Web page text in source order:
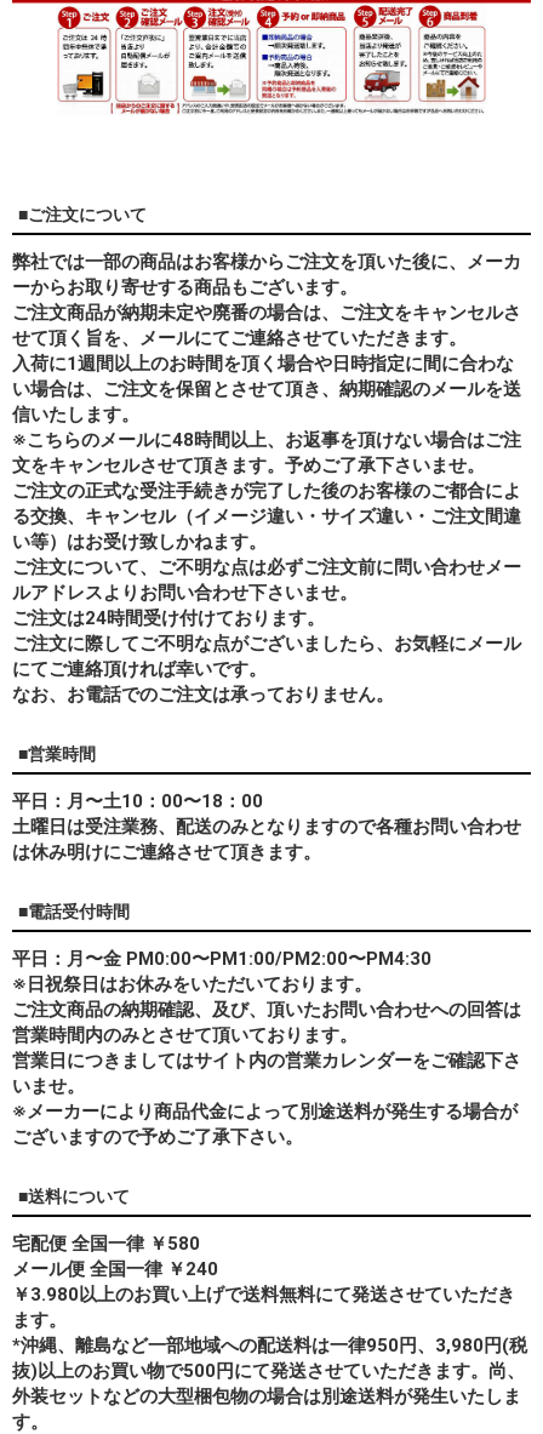
■ご注文について
弊社では一部の商品はお客様からご注文を頂いた後に、メーカ
ーからお取り寄せする商品もございます。
ご注文商品が納期未定や廃番の場合は、ご注文をキャンセルさ
せて頂く旨を、メールにてご連絡させていただきます。
入荷に1週間以上のお時間を頂く場合や日時指定に間に合わな
い場合は、ご注文を保留とさせて頂き、納期確認のメールを送
信いたします。
※こちらのメールに48時間以上、お返事を頂けない場合はご注
文をキャンセルさせて頂きます。予めご了承下さいませ。
ご注文の正式な受注手続きが完了した後のお客様のご都合によ
る交換、キャンセル（イメージ違い・サイズ違い・ご注文間違
い等）はお受け致しかねます。
ご注文について、ご不明な点は必ずご注文前に問い合わせメー
ルアドレスよりお問い合わせ下さいませ。
ご注文は24時間受け付けております。
ご注文に際してご不明な点がございましたら、お気軽にメール
にてご連絡頂ければ幸いです。
なお、 お電話でのご注文は承っておりません。
■営業時間
平日：月〜土10：00〜18：00
土曜日は受注業務、配送のみとなりますので各種お問い合わせ
は休み明けにご連絡させて頂きます。
■電話受付時間
平日：月〜金 PM0:00〜PM1:00/PM2:00〜PM4:30
※日祝祭日はお休みをいただいております。
ご注文商品の納期確認、及び、頂いたお問い合わせへの回答は
営業時間内のみとさせて頂いております。
営業日につきましてはサイト内の営業カレンダーをご確認下さ
いませ。
※メーカーにより商品代金によって別途送料が発生する場合が
ございますので予めご了承下さい。
■送料について
宅配便 全国一律 ￥580
メール便 全国一律 ￥240
￥3.980以上のお買い上げで送料無料にて発送させていただき
ます。
*沖縄、離島など一部地域への配送料は一律950円、3,980円(税
抜)以上のお買い物で500円にて発送させていただきます。尚、
外装セットなどの大型梱包物の場合は別途送料が発生いたしま
す。